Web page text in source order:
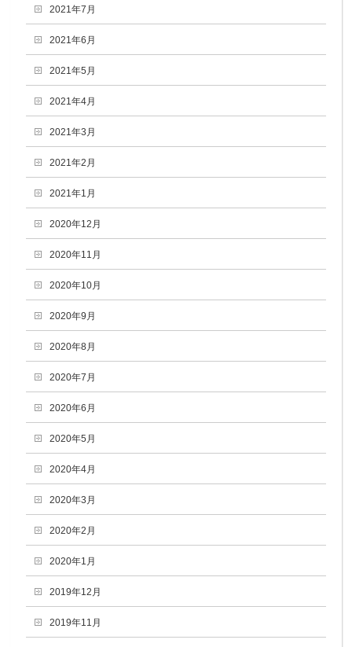
2021年7月
2021年6月
2021年5月
2021年4月
2021年3月
2021年2月
2021年1月
2020年12月
2020年11月
2020年10月
2020年9月
2020年8月
2020年7月
2020年6月
2020年5月
2020年4月
2020年3月
2020年2月
2020年1月
2019年12月
2019年11月